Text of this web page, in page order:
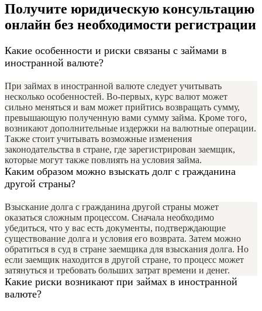
Получите юридическую консультацию
онлайн без необходимости регистрации
Какие особенности и риски связаны с займами в
иностранной валюте?
При займах в иностранной валюте следует учитывать
несколько особенностей. Во-первых, курс валют может
сильно меняться и вам может прийтись возвращать сумму,
превышающую полученную вами сумму займа. Кроме того,
возникают дополнительные издержки на валютные операции.
Также стоит учитывать возможные изменения
законодательства в стране, где зарегистрирован заемщик,
которые могут также повлиять на условия займа.
Каким образом можно взыскать долг с гражданина
другой страны?
Взыскание долга с гражданина другой страны может
оказаться сложным процессом. Сначала необходимо
убедиться, что у вас есть документы, подтверждающие
существование долга и условия его возврата. Затем можно
обратиться в суд в стране заемщика для взыскания долга. Но
если заемщик находится в другой стране, то процесс может
затянуться и требовать больших затрат времени и денег.
Какие риски возникают при займах в иностранной
валюте?